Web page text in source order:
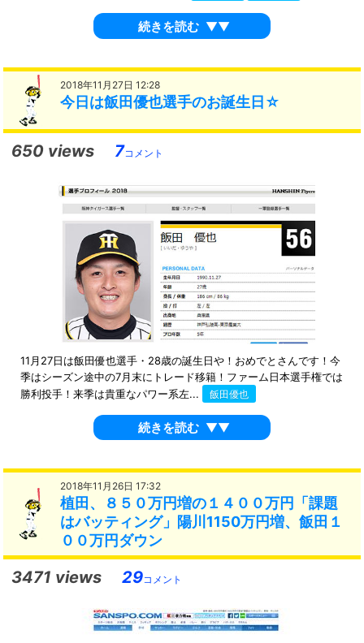
続きを読む ▼▼
2018年11月27日 12:28
今日は飯田優也選手のお誕生日☆
650 views 7コメント
11月27日は飯田優也選手・28歳の誕生日や！おめでとさんです！今
季はシーズン途中の7月末にトレード移籍！ファーム日本選手権では
勝利投手！来季は貴重なパワー系左...
飯田優也
続きを読む ▼▼
2018年11月26日 17:32
植田、８５０万円増の１４００万円「課題
はバッティング」陽川1150万円増、飯田１
００万円ダウン
3471 views 29コメント